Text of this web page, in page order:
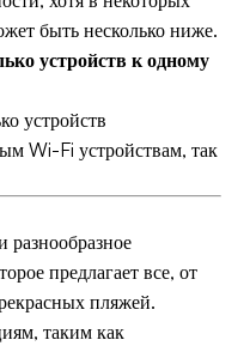
быть несколько ниже.
устройств к одному
устройств
Wi-Fi устройствам, так
предлагает все, от
пляжей.
таким как